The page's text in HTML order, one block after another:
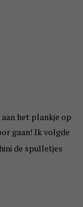
het plankje op
gaan! Ik volgde
de spulletjes